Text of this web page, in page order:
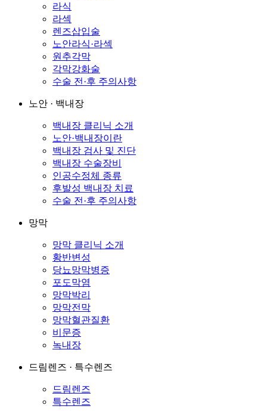
라식
라섹
렌즈삽입술
노안라식·라섹
원추각막
각막강화술
수술 전·후 주의사항
노안 · 백내장
백내장 클리닉 소개
노안·백내장이란
백내장 검사 및 진단
백내장 수술장비
인공수정체 종류
후발성 백내장 치료
수술 전·후 주의사항
망막
망막 클리닉 소개
황반변성
당뇨망막병증
포도막염
망막박리
망막전막
망막혈관질환
비문증
녹내장
드림렌즈 · 특수렌즈
드림렌즈
특수렌즈